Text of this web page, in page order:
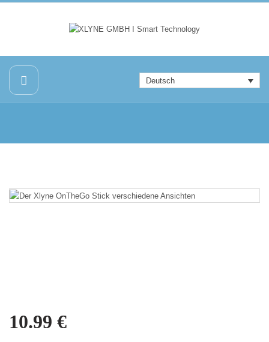
Deutsch
10.99 €